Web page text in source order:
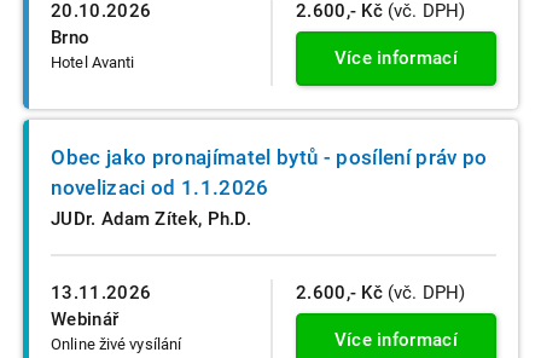
20.10.2026
Brno
Hotel Avanti
2.600,- Kč (vč. DPH)
Více informací
13.11.2026
Webinář
Online živé vysílání
Obec jako pronajímatel bytů - posílení práv po
novelizaci od 1.1.2026
JUDr. Adam Zítek, Ph.D.
2.600,- Kč (vč. DPH)
Více informací